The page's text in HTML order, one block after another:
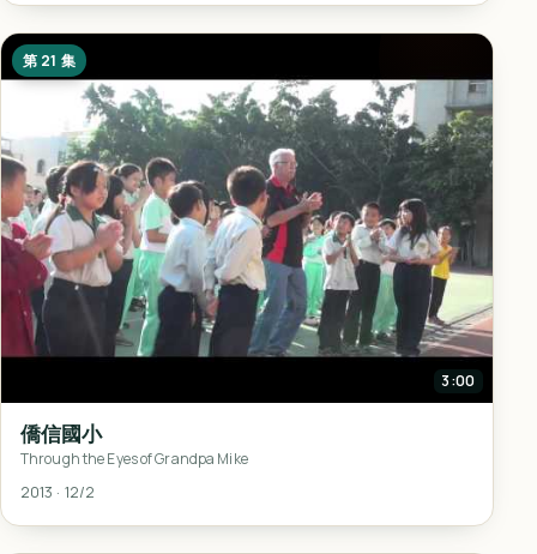
第 21 集
3:00
僑信國小
Through the Eyes of Grandpa Mike
2013 · 12/2